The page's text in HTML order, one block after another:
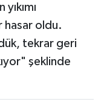
hasar oldu.
tekrar geri
şeklinde